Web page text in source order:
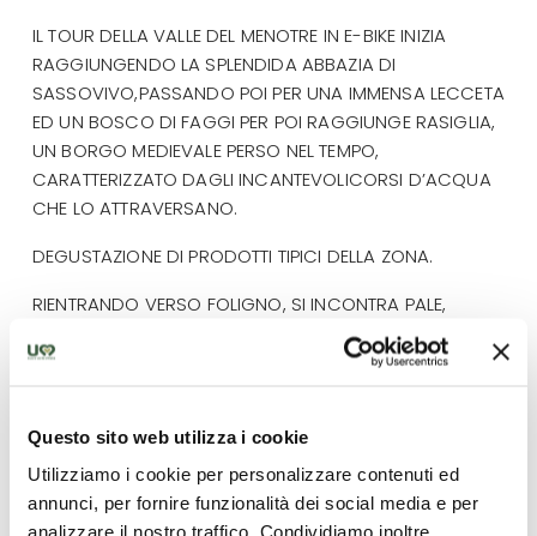
Questo sito web utilizza i cookie
Utilizziamo i cookie per personalizzare contenuti ed
annunci, per fornire funzionalità dei social media e per
analizzare il nostro traffico. Condividiamo inoltre
IL TOUR DELLA VALLE DEL MENOTRE IN E-BIKE INIZIA
RAGGIUNGENDO LA SPLENDIDA ABBAZIA DI
SASSOVIVO,PASSANDO POI PER UNA IMMENSA LECCETA
ED UN BOSCO DI FAGGI PER POI RAGGIUNGE RASIGLIA,
UN BORGO MEDIEVALE PERSO NEL TEMPO,
CARATTERIZZATO DAGLI INCANTEVOLICORSI D’ACQUA
CHE LO ATTRAVERSANO.
DEGUSTAZIONE DI PRODOTTI TIPICI DELLA ZONA.
RIENTRANDO VERSO FOLIGNO, SI INCONTRA PALE,
PICCOLO PAESINO PIENO DI LUOGHI SUGGESTIVI,COME
L’EREMO E LE GROTTE DELL’ABBADESSA E LECASCATE DEL
CIRCA 50 KM – 1000 MT DI ASCESA
Condizioni contrattuali